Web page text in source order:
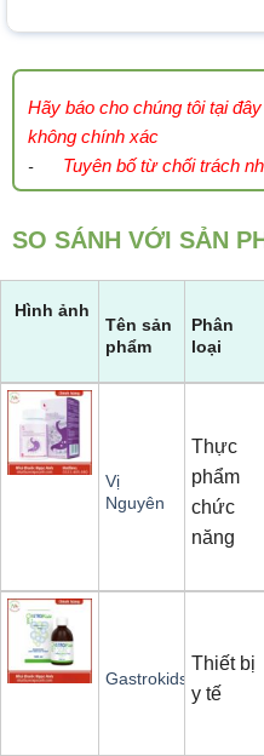
Hãy báo cho chúng tôi tại
không chính xác
- Tuyên bố từ chối trách
SO SÁNH VỚI SẢN
Hình ảnh
Tên sản
phẩm
Phân
loại
Vị
Nguyên
Thực
phẩm
chức
năng
Gastrokids
Thiết bị
y tế